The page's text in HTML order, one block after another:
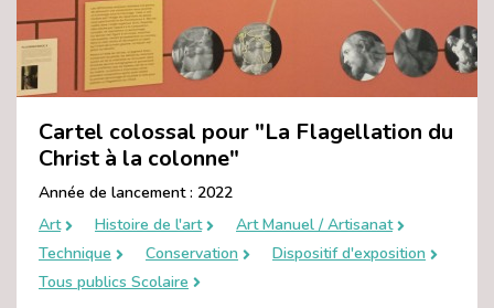
Cartel colossal pour "La Flagellation du
Christ à la colonne"
Année de lancement : 2022
Art
Histoire de l'art
Art Manuel / Artisanat
Technique
Conservation
Dispositif d'exposition
Tous publics Scolaire